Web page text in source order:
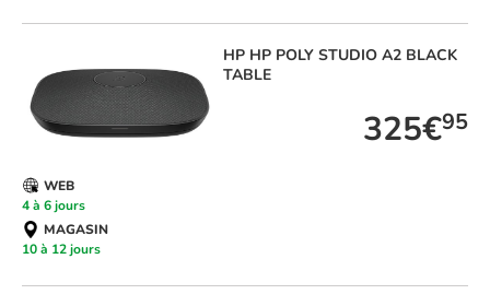
HP HP POLY STUDIO A2 BLACK
TABLE
325€95
WEB
4 à 6 jours
MAGASIN
10 à 12 jours